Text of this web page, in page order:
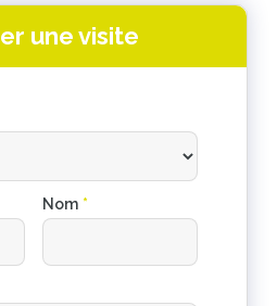
une visite
Nom *